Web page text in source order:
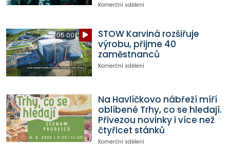
Komerční sdělení
05:00
STOW Karviná rozšiřuje
výrobu, přijme 40
zaměstnanců
Komerční sdělení
Na Havlíčkovo nábřeží míří
oblíbené Trhy, co se hledají.
Přivezou novinky i více než
čtyřicet stánků
Komerční sdělení